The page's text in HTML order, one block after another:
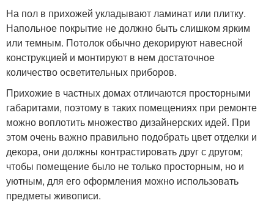
На пол в прихожей укладывают ламинат или плитку.
Напольное покрытие не должно быть слишком ярким
или темным. Потолок обычно декорируют навесной
конструкцией и монтируют в нем достаточное
количество осветительных приборов.
Прихожие в частных домах отличаются просторными
габаритами, поэтому в таких помещениях при ремонте
можно воплотить множество дизайнерских идей. При
этом очень важно правильно подобрать цвет отделки и
декора, они должны контрастировать друг с другом;
чтобы помещение было не только просторным, но и
уютным, для его оформления можно использовать
предметы живописи.